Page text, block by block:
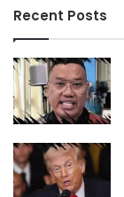
Recent Posts